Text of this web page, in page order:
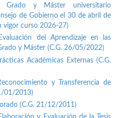
Grado y Máster universitario
de Gobierno el 30 de abril de
vigor curso 2026-27)
del Aprendizaje en las
y Máster (C.G. 26/05/2022)
Académicas Externas (C.G.
y Transferencia de
01/2013)
(C.G. 21/12/2011)